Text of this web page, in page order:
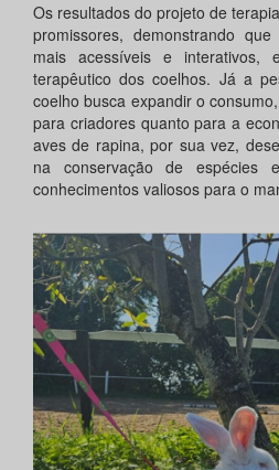
Os resultados do projeto de
promissores, demonstrando
mais acessíveis e interativos,
terapêutico dos coelhos. Já a
coelho busca expandir o
para criadores quanto para a
aves de rapina, por sua vez,
na conservação de espécies
conhecimentos valiosos para o